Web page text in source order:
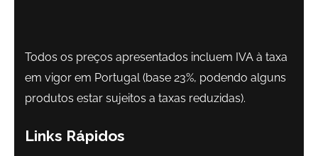
Todos os preços apresentados incluem IVA à taxa
em vigor em Portugal (base 23%, podendo alguns
produtos estar sujeitos a taxas reduzidas).
Links Rápidos